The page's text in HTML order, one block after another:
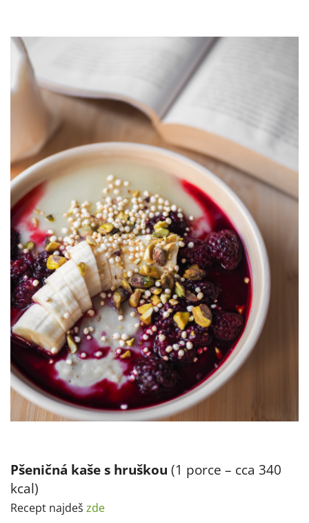
Pšeničná kaše s hruškou (1 porce – cca 340
kcal)
Recept najdeš zde